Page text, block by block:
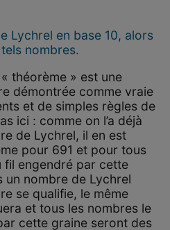
Lychrel en base 10, alors
nombres.
théorème » est une
démontrée comme vraie
et de simples règles de
ici : comme on l’a déjà
de Lychrel, il en est
pour 691 et pour tous
fil engendré par cette
un nombre de Lychrel
se qualifie, le même
et tous les nombres le
cette graine seront des